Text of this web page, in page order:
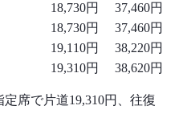
18,730円
37,460円
18,730円
37,460円
19,110円
38,220円
19,310円 38,620円
席で片道19,310円、往復